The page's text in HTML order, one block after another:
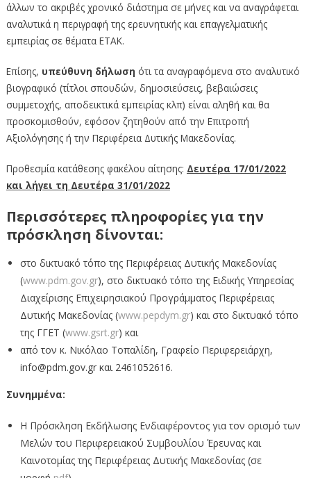
άλλων το ακριβές χρονικό διάστημα σε μήνες και να αναγράφεται
αναλυτικά η περιγραφή της ερευνητικής και επαγγελματικής
εμπειρίας σε θέματα ΕΤΑΚ.
Επίσης, υπεύθυνη δήλωση ότι τα αναγραφόμενα στο αναλυτικό
βιογραφικό (τίτλοι σπουδών, δημοσιεύσεις, βεβαιώσεις
συμμετοχής, αποδεικτικά εμπειρίας κλπ) είναι αληθή και θα
προσκομισθούν, εφόσον ζητηθούν από την Επιτροπή
Αξιολόγησης ή την Περιφέρεια Δυτικής Μακεδονίας.
Προθεσμία κατάθεσης φακέλου αίτησης: Δευτέρα 17/01/2022
και λήγει τη Δευτέρα 31/01/2022
Περισσότερες πληροφορίες για την
πρόσκληση δίνονται:
στο δικτυακό τόπο της Περιφέρειας Δυτικής Μακεδονίας
(www.pdm.gov.gr), στο δικτυακό τόπο της Ειδικής Υπηρεσίας
Διαχείρισης Επιχειρησιακού Προγράμματος Περιφέρειας
Δυτικής Μακεδονίας (www.pepdym.gr) και στο δικτυακό τόπο
της ΓΓΕΤ (www.gsrt.gr) και
από τον κ. Νικόλαο Τοπαλίδη, Γραφείο Περιφερειάρχη,
info@pdm.gov.gr και 2461052616.
Συνημμένα:
Η Πρόσκληση Εκδήλωσης Ενδιαφέροντος για τον ορισμό των
Μελών του Περιφερειακού Συμβουλίου Έρευνας και
Καινοτομίας της Περιφέρειας Δυτικής Μακεδονίας (σε